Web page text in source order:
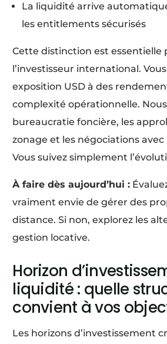
La liquidité arrive
les entitlements sécurisés
Cette distinction est essentielle
l’investisseur international.
exposition USD à des
complexité opérationnelle.
bureaucratie foncière, les
zonage et les négociations
Vous suivez simplement
À faire dès aujourd’hui :
vraiment envie de gérer des
distance. Si non, explorez les
gestion locative.
Horizon
liquidité : quelle
convient à vos
Les horizons d’investissement